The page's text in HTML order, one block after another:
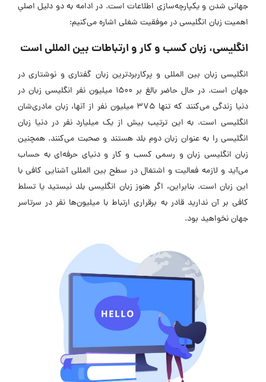
جهانی شدن و یکپارچه‌سازی اطلاعات است. در ادامه به دو دلیل اصلیِ
اهمیت زبان انگلیسی در موفقیت شغلی اشاره می‌کنیم:
انگلیسی، زبان کسب و کار و ارتباطات بین المللی است
انگلیسی زبان بین المللی و پرکاربردترین زبان گفتاری و نوشتاری در
جهان است. در حال حاضر بالغ بر 1500 میلیون نفر انگلیسی زبان در
دنیا زندگی می‌کنند که تنها 375 میلیون نفر از آنها، زبان مادری‌شان
انگلیسی است. به این ترتیب بیش از یک میلیارد نفر در دنیا زبان
انگلیسی را به عنوان زبان دوم بلد هستند و صحبت می‌کنند. همچنین
زبان انگلیسی زبان و رسمی کسب و کار و دنیای حرفه‌ای به حساب
می‌آید و لازمه فعالیت و اشتغال در سطح بین المللی آشنایی کافی با
این زبان است. بنابراین، اگر هنوز زبان انگلیسی بلد نیستید یا تسلط
کافی بر آن ندارید قادر به برقراری ارتباط با میلیون‌ها نفر در سرتاسر
جهان نخواهید بود.